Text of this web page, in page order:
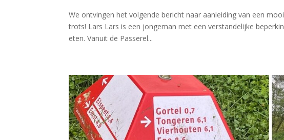
We ontvingen het volgende bericht naar aanleiding van een
trots! Lars Lars is een jongeman met een verstandelijke
eten. Vanuit de Passerel...